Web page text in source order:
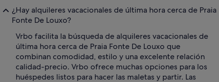
¿Hay alquileres vacacionales de última hora cerca de Praia
Fonte De Louxo?
Vrbo facilita la búsqueda de alquileres vacacionales de
última hora cerca de Praia Fonte De Louxo que
combinan comodidad, estilo y una excelente relación
calidad-precio. Vrbo ofrece muchas opciones para los
huéspedes listos para hacer las maletas y partir. Las